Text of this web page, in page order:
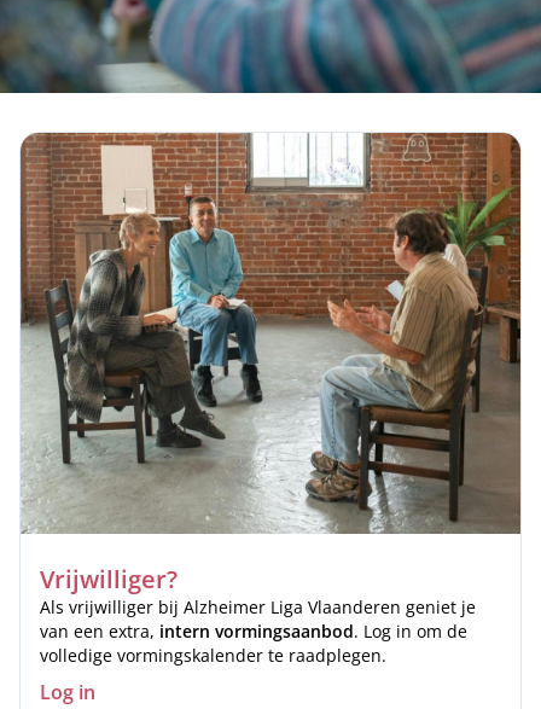
Vrijwilliger?
Als vrijwilliger bij Alzheimer Liga Vlaanderen geniet je
van een extra, intern vormingsaanbod. Log in om de
volledige vormingskalender te raadplegen.
Log in